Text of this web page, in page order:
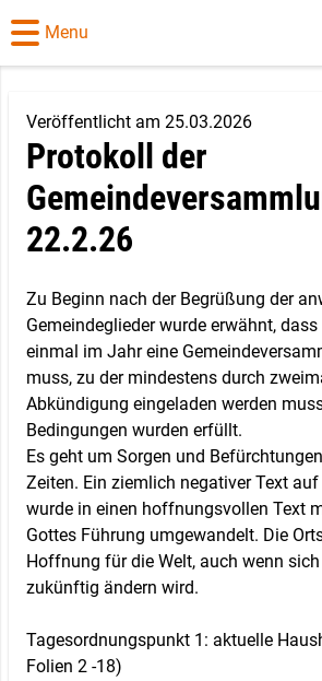
Menu
Veröffentlicht am 25.03.2026
Protokoll der
22.2.26
Zu Beginn nach der Begrüßung der
Gemeindeglieder wurde erwähnt,
einmal im Jahr eine
muss, zu der mindestens durch
Abkündigung eingeladen werden
Bedingungen wurden erfüllt.
Es geht um Sorgen und
Zeiten. Ein ziemlich negativer Text
wurde in einen hoffnungsvollen Text
Gottes Führung umgewandelt. Die
Hoffnung für die Welt, auch wenn
zukünftig ändern wird.
Tagesordnungspunkt 1: aktuelle
Folien 2 -18)